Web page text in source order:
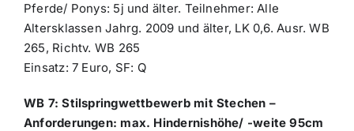
Pferde/ Ponys: 5j und älter. Teilnehmer: Alle
Altersklassen Jahrg. 2009 und älter, LK 0,6. Ausr. WB
265, Richtv. WB 265
Einsatz: 7 Euro, SF: Q
WB 7: Stilspringwettbewerb mit Stechen –
Anforderungen: max. Hindernishöhe/ -weite 95cm